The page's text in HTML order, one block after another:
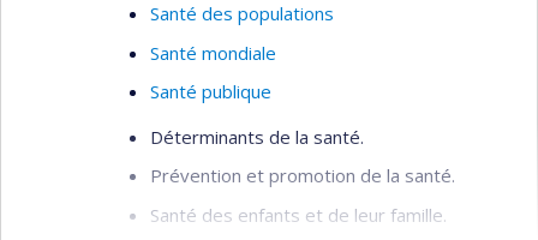
Santé des populations
Santé mondiale
Santé publique
Déterminants de la santé.
Prévention et promotion de la santé.
Santé des enfants et de leur famille.